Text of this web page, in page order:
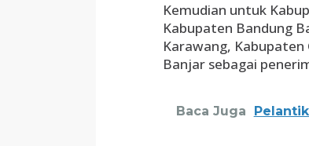
Kemudian untuk
Kabupaten Bandung
Karawang,
Banjar sebagai
Baca Juga